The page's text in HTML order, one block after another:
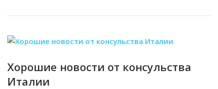
Хорошие новости от консульства
Италии